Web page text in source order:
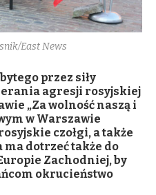
East News
przez siły
agresji rosyjskiej
„Za wolność naszą i
w Warszawie
czołgi, a także
ma dotrzeć także do
Zachodniej, by
okrucieństwo